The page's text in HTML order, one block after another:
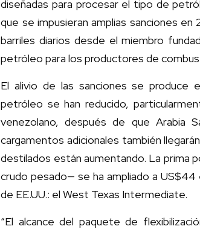
diseñadas para procesar el tipo de
que se impusieran amplias sanciones
barriles diarios desde el miembro
petróleo para los productores de
El alivio de las sanciones se produce
petróleo se han reducido,
venezolano, después de que Arabia
cargamentos adicionales también
destilados están aumentando. La prima
crudo pesado— se ha ampliado a
de EE.UU.: el West Texas Intermediate.
“El alcance del paquete de